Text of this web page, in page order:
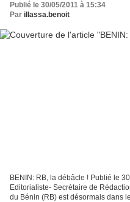
Publié le 30/05/2011 à 15:34
Par illassa.benoit
BENIN: RB, la débâcle ! Publié le
Editorialiste- Secrétaire de
du Bénin (RB) est désormais dans